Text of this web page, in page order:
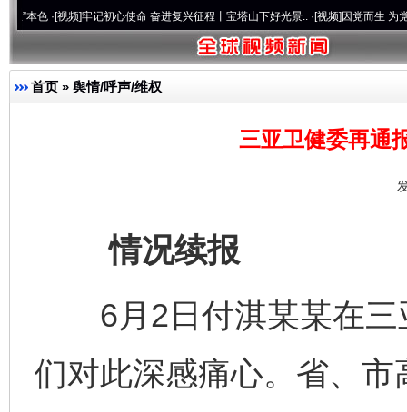
频]牢记初心使命 奋进复兴征程丨宝塔山下好光景..·[视频]因党而生 为党而战——百
首页 » 舆情/呼声/维权
三亚卫健委再通
情况续报
6月2日付淇某某在三
们对此深感痛心。省、